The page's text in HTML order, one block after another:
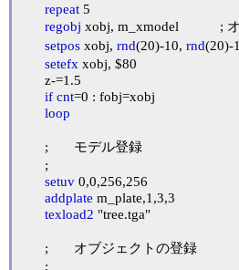
repeat 5
regobj xobj, m_xmodel		; オブジェクトの登録
setpos xobj, rnd(20)-10, rnd(20)-10, z	; 初
setefx xobj, $80
if cnt=0 : fobj=xobj
loop
setuv 0,0,256,256
addplate m_plate,1,3,3
texload2 "tree.tga"